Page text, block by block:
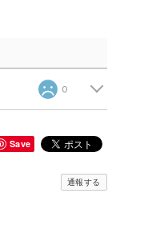
0
Save
通報する